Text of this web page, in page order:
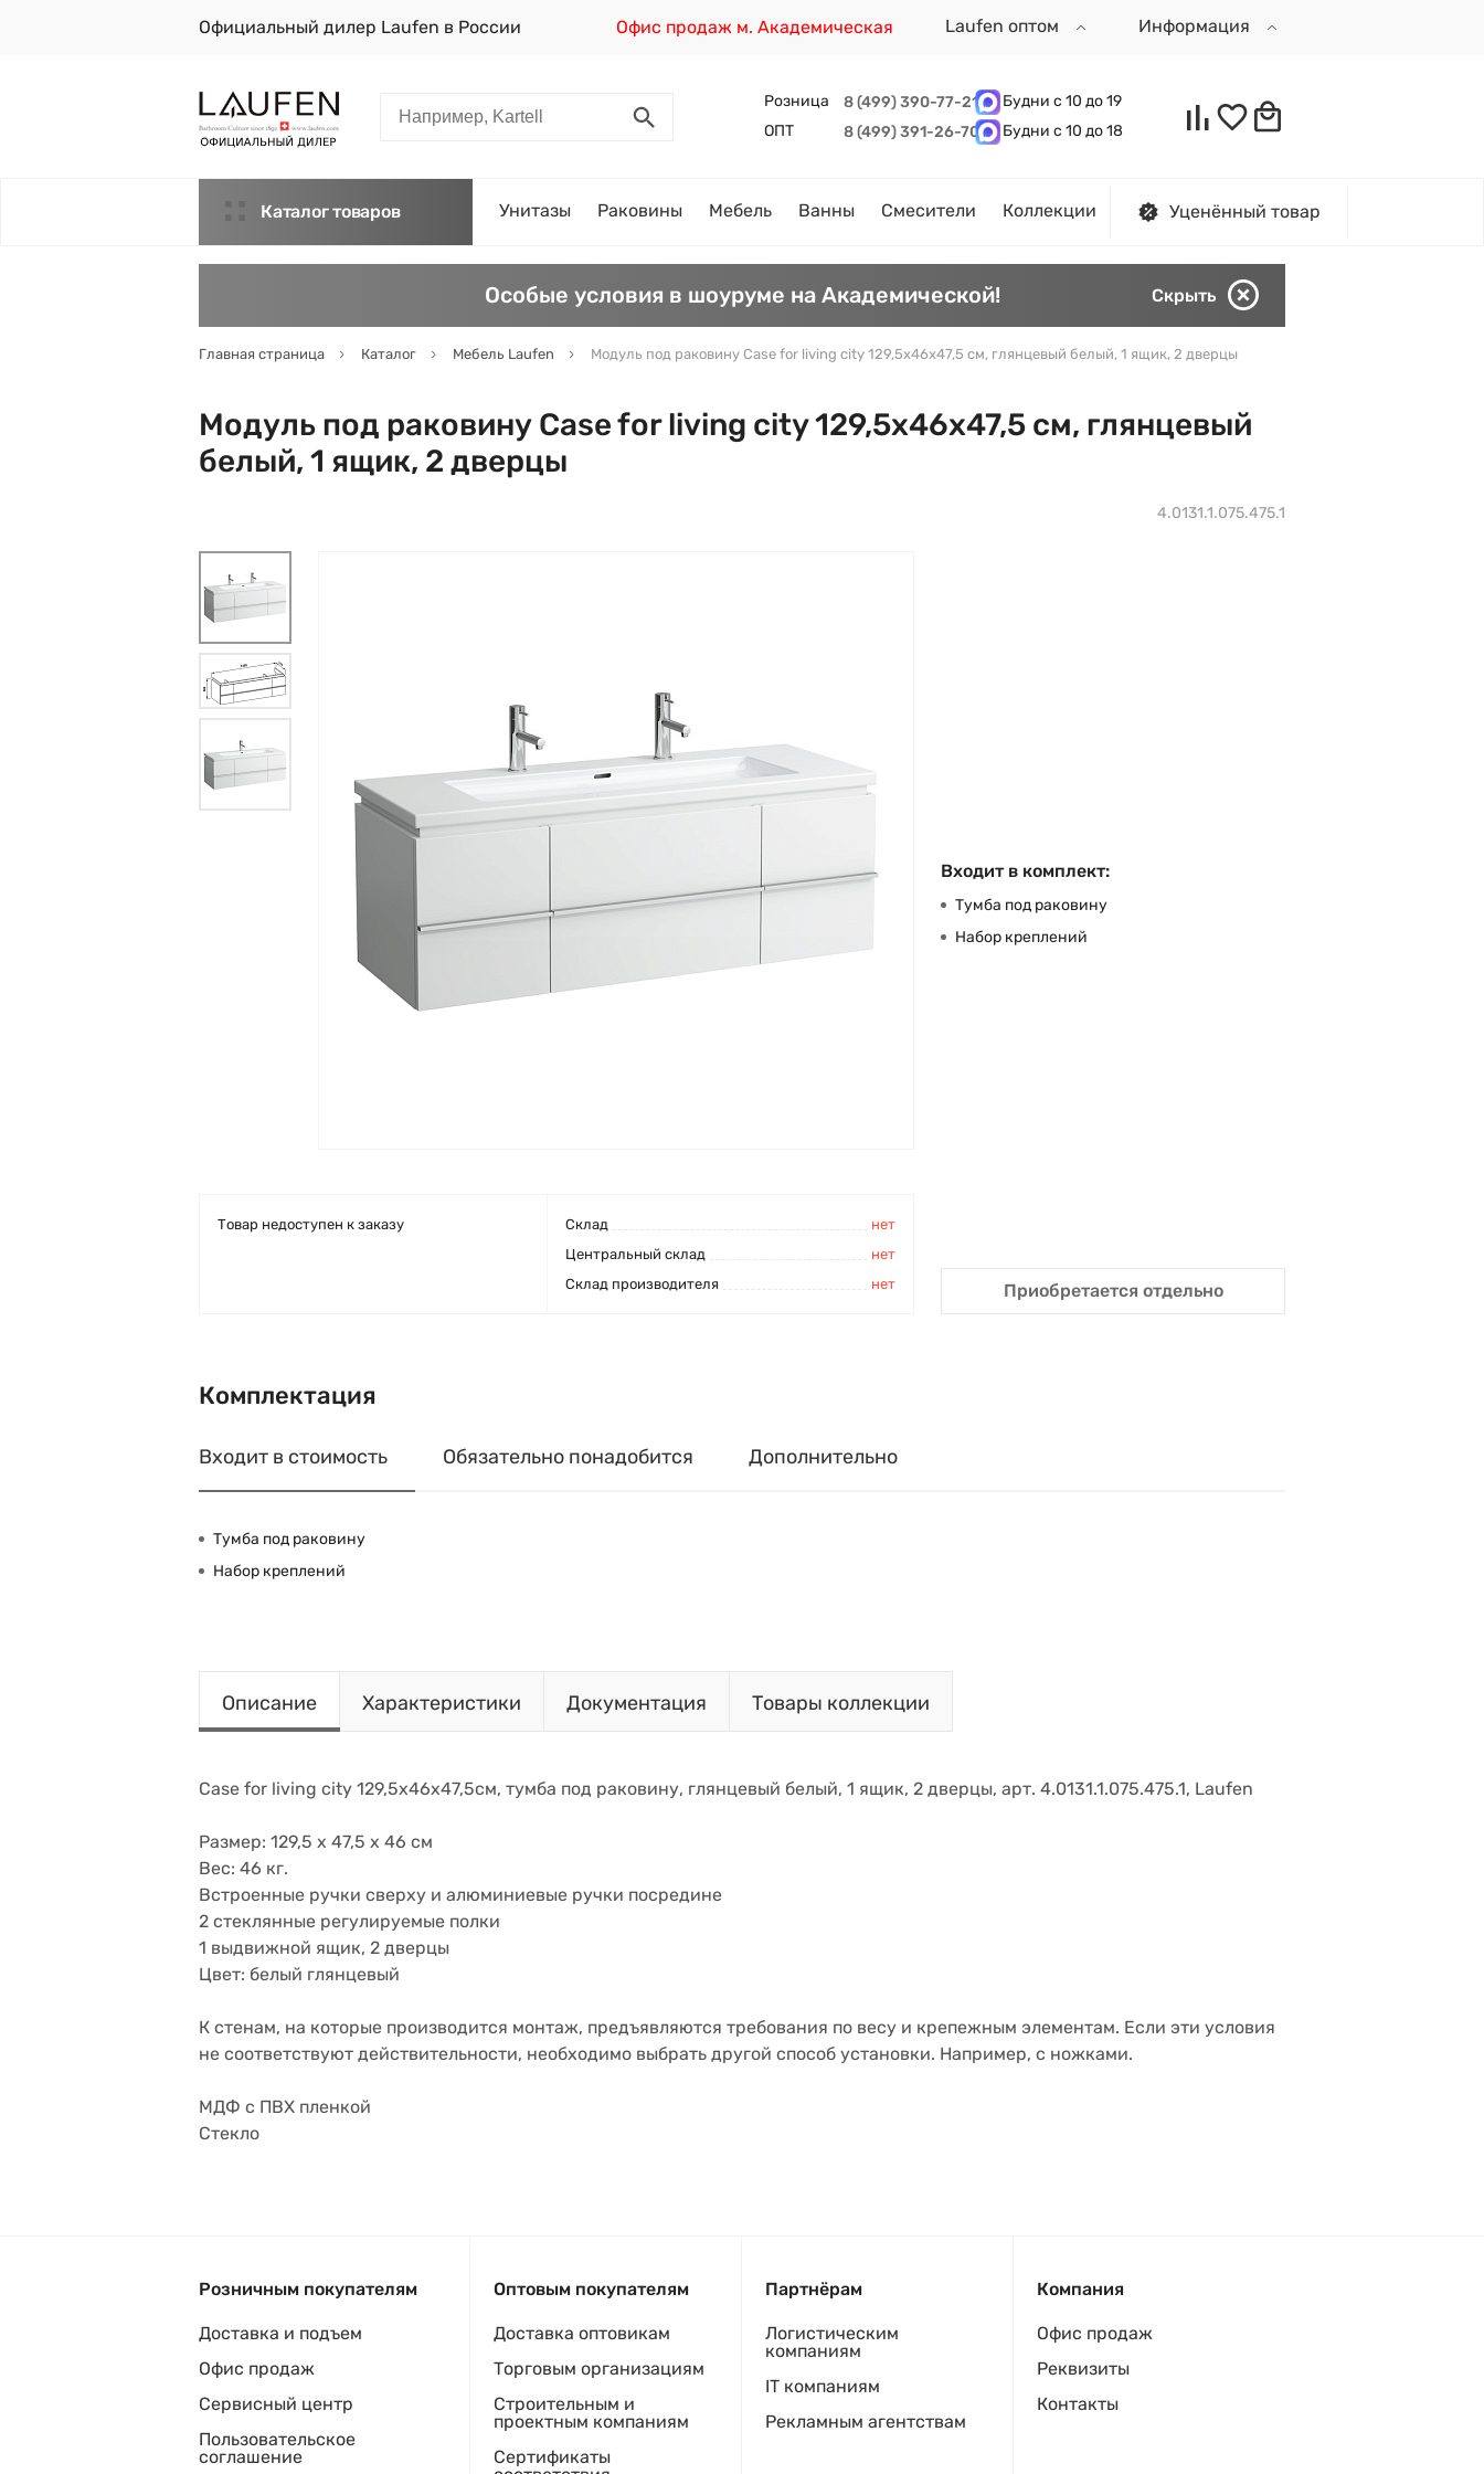
Официальный дилер Laufen в России Офис продаж м. Академическая Laufen оптом Информация
Розница 8 (499) 390-77-21
Будни с 10 до 19
ОПТ
8 (499) 391-26-70 Будни с 10 до 18
Каталог товаров Унитазы Раковины Мебель Ванны Смесители Коллекции Уценённый товар
Особые условия в шоуруме на Академической! Скрыть
Главная страница Каталог Мебель Laufen Модуль под раковину Case for living city 129,5х46х47,5 см, глянцевый белый, 1 ящик, 2 дверцы
Модуль под раковину Case for living city 129,5х46х47,5 см, глянцевый
белый, 1 ящик, 2 дверцы
4.0131.1.075.475.1
Товар недоступен к заказу Cклад
нет
Центральный склад
нет
Склад производителя
нет
Входит в комплект:
Тумба под раковину
Набор креплений
Приобретается отдельно
Комплектация
Входит в стоимость Обязательно понадобится Дополнительно
Тумба под раковину
Набор креплений
Описание Характеристики Документация Товары коллекции
Case for living city 129,5х46х47,5см, тумба под раковину, глянцевый белый, 1 ящик, 2 дверцы, арт. 4.0131.1.075.475.1, Laufen
Размер: 129,5 х 47,5 х 46 см
Вес: 46 кг.
Встроенные ручки сверху и алюминиевые ручки посредине
2 стеклянные регулируемые полки
1 выдвижной ящик, 2 дверцы
Цвет: белый глянцевый
К стенам, на которые производится монтаж, предъявляются требования по весу и крепежным элементам. Если эти условия
не соответствуют действительности, необходимо выбрать другой способ установки. Например, с ножками.
МДФ с ПВХ пленкой
Стекло
Розничным покупателям
Доставка и подъем
Офис продаж
Сервисный центр
Пользовательское
соглашение
Оптовым покупателям
Доставка оптовикам
Торговым организациям
Строительным и
проектным компаниям
Сертификаты
Партнёрам
Логистическим
компаниям
IT компаниям
Рекламным агентствам
Компания
Офис продаж
Реквизиты
Контакты